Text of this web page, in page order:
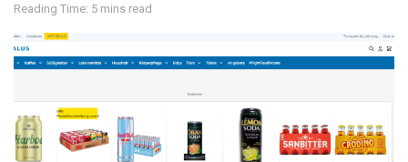
Reading Time: 5 mins read